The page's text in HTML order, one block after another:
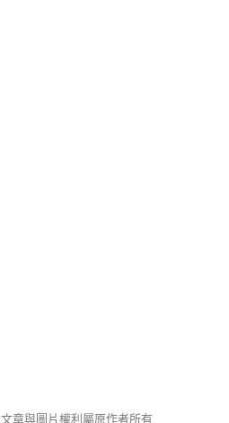
文章與圖片權利屬原作者所有